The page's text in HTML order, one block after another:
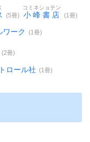
(5冊) 小峰書店
コミネショテン
(1冊)
ワーク (1冊)
(2冊)
ロール社 (1冊)